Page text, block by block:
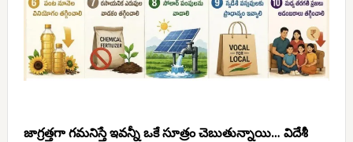
జాగ్రత్తగా గమనిస్తే ఇవన్నీ ఒకే సూత్రం చెబుతున్నాయి… విదేశీ